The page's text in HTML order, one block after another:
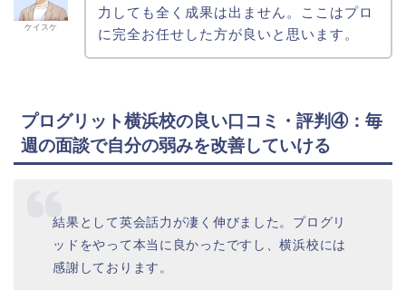
ケイスケ
力しても全く成果は出ません。ここはプロ
に完全お任せした方が良いと思います。
プログリット横浜校の良い口コミ・評判④：毎
週の面談で自分の弱みを改善していける
結果として英会話力が凄く伸びました。プログリ
ッドをやって本当に良かったですし、横浜校には
感謝しております。